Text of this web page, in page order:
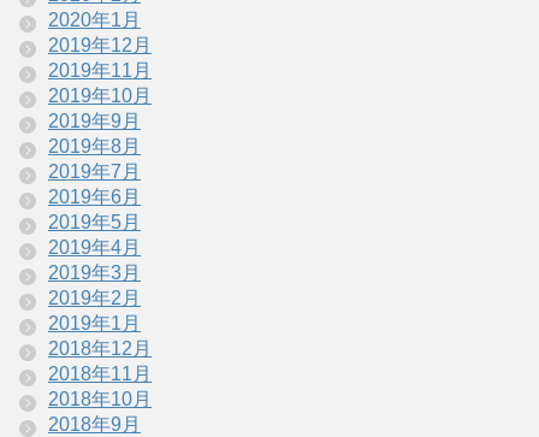
2020年1月
2019年12月
2019年11月
2019年10月
2019年9月
2019年8月
2019年7月
2019年6月
2019年5月
2019年4月
2019年3月
2019年2月
2019年1月
2018年12月
2018年11月
2018年10月
2018年9月